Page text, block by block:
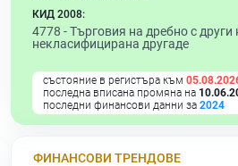
КИД 2008:
4778 -Търговия на дребно с други
некласифицирана другаде
състояние в регистъра към
последна вписана промяна на
последни финансови данни за 2024
ФИНАНСОВИ ТРЕНДОВЕ